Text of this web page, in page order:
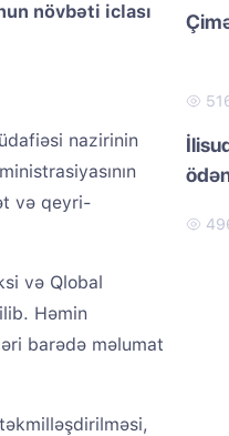
növbəti iclası
nazirinin
və qeyri-
və Qlobal
Həmin
barədə məlumat